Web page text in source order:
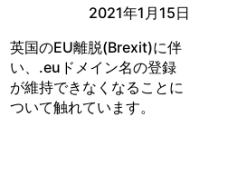
2021年1月15日
英国のEU離脱(Brexit)に伴
い、.euドメイン名の登録
が維持できなくなることに
ついて触れています。